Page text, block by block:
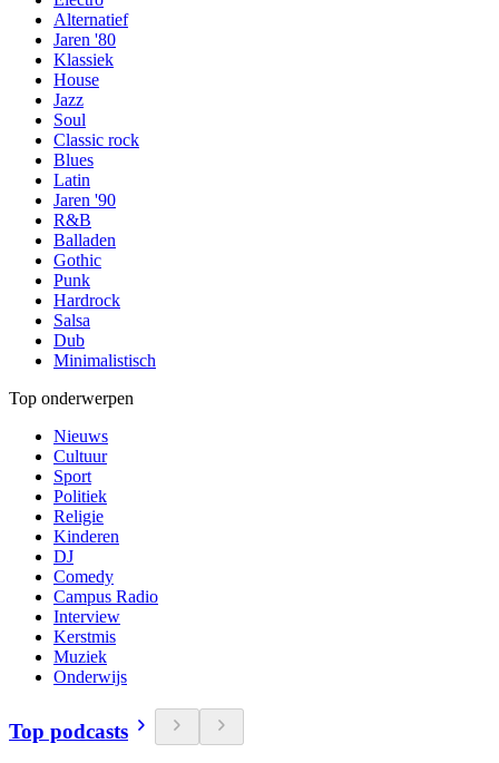
Alternatief
Jaren '80
Klassiek
House
Jazz
Soul
Classic rock
Blues
Latin
Jaren '90
R&B
Balladen
Gothic
Punk
Hardrock
Salsa
Dub
Minimalistisch
Top onderwerpen
Nieuws
Cultuur
Sport
Politiek
Religie
Kinderen
DJ
Comedy
Campus Radio
Interview
Kerstmis
Muziek
Onderwijs
Top podcasts